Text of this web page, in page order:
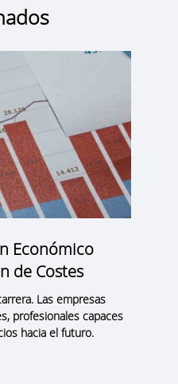
Económico
de Costes
Las empresas
profesionales capaces
hacia el futuro.